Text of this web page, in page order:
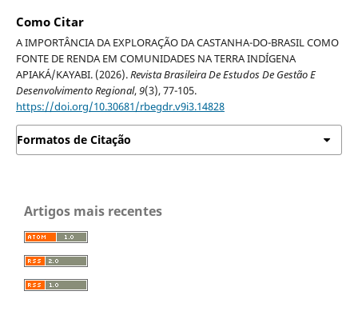
Como Citar
A IMPORTÂNCIA DA EXPLORAÇÃO DA CASTANHA-DO-BRASIL COMO
FONTE DE RENDA EM COMUNIDADES NA TERRA INDÍGENA
APIAKÁ/KAYABI. (2026).Revista Brasileira De Estudos De Gestão E
Desenvolvimento Regional,9(3), 77-105.
https://doi.org/10.30681/rbegdr.v9i3.14828
Formatos de Citação
Artigos mais recentes